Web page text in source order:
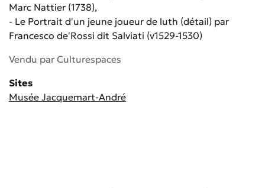
Marc Nattier (1738),
- Le Portrait d'un jeune joueur de luth (détail) par
Francesco de'Rossi dit Salviati (v1529-1530)
Vendu par Culturespaces
Sites
Musée Jacquemart-André